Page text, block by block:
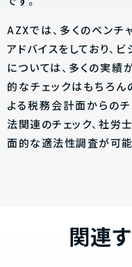
AZXでは、多くのベン
アドバイスをしており、
については、多くの実績
的なチェックはもちろ
よる税務会計面からの
法関連のチェック、社労
面的な適法性調査が可能
関連